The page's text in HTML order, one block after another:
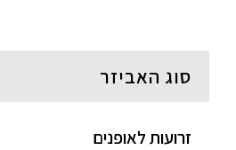
סוג האביזר
זרועות לאופנים